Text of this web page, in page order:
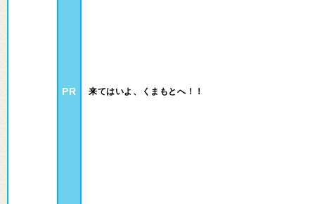
PR 来てはいよ、くまもとへ！！